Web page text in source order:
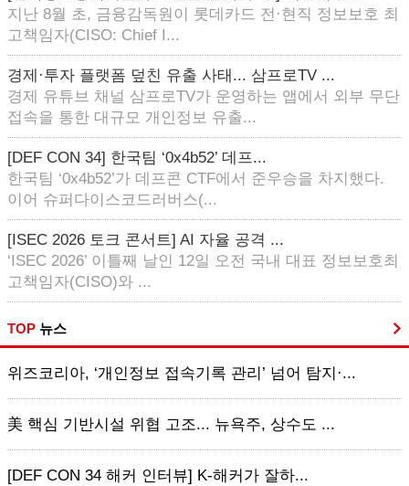
지난 8월 초, 금융감독원이 롯데카드 전·현직 정보보호 최
고책임자(CISO: Chief I...
경제·투자 플랫폼 덮친 유출 사태... 삼프로TV ...
경제 유튜브 채널 삼프로TV가 운영하는 앱에서 외부 무단
접속을 통한 대규모 개인정보 유출...
[DEF CON 34] 한국팀 ‘0x4b52’ 데프...
한국팀 ‘0x4b52’가 데프콘 CTF에서 준우승을 차지했다.
이어 슈퍼다이스코드러버스(...
[ISEC 2026 토크 콘서트] AI 자율 공격 ...
‘ISEC 2026’ 이틀째 날인 12일 오전 국내 대표 정보보호최
고책임자(CISO)와 ...
TOP 뉴스
위즈코리아, ‘개인정보 접속기록 관리’ 넘어 탐지·...
美 핵심 기반시설 위협 고조... 뉴욕주, 상수도 ...
[DEF CON 34 해커 인터뷰] K-해커가 잘하...